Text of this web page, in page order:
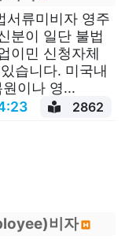
서류미비자 영주
분이 일단 불법
이민 신청자체
습니다. 미국내
이나 영...
2862
비자